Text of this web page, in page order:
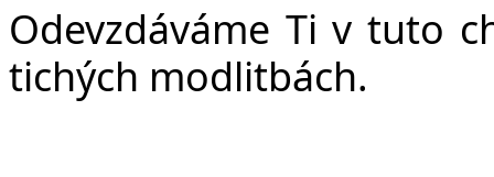
Odevzdáváme Ti v tuto
tichých modlitbách.